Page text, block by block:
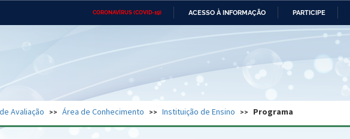
CORONAVÍRUS (COVID-19) ACESSO À INFORMAÇÃO PARTICIPE
Ministério das Relações Ministério da Economia
Ministério do Desenvolvimento
Regional e dos Direitos Humanos
Advocacia-Geral da União Banco Central do Brasil Planalto
Avaliação Área de Conhecimento Instituição de Ensino Programa